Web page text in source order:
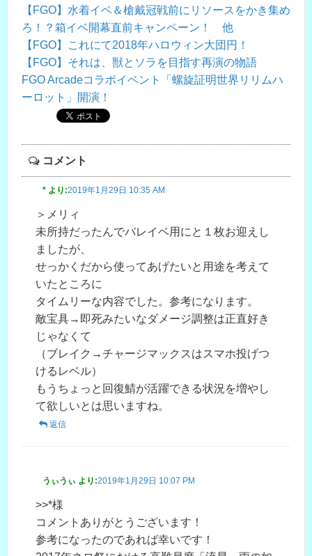
【FGO】水着イベ＆槍戴冠戦前にリソースをかき集め
ろ！？箱イベ開幕直前キャンペーン！ 他
【FGO】これにて2018年ハロウィン大団円！
【FGO】それは、獣とソラを目指す再演の物語
FGO Arcadeコラボイベント「螺旋証明世界リリムハ
ーロット」開演！
コメント
* より:2019年1月29日 10:35 AM
＞メリィ
未所持だったんでバレイベ用にと１枚お迎えし
ましたが、
せっかくだから使ってあげたいと用途を考えて
いたところに
タイムリーな内容でした。参考になります。
敵宝具→即死みたいなダメージ調整は正直好き
じゃなくて
（ブレイク→チャージマックスはスマホ投げつ
けるレベル）
もうちょっと回復鯖が活躍できる状況を増やし
て欲しいとは思いますね。
返信
うぃうぃ より:2019年1月29日 10:07 PM
>>*様
コメントありがとうございます！
参考になったのであれば幸いです！